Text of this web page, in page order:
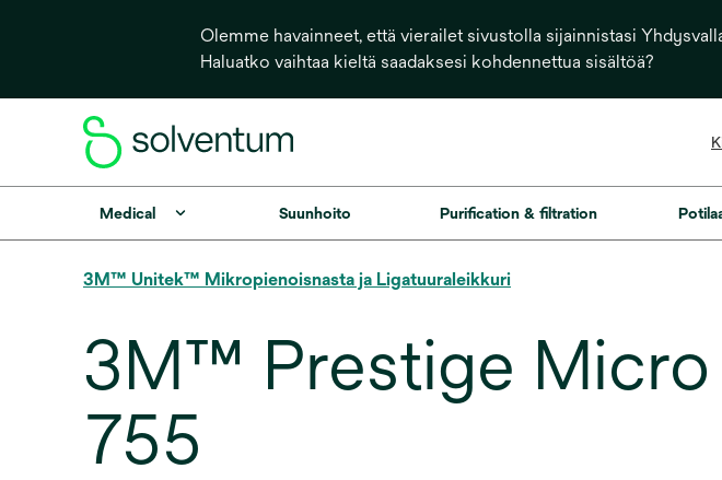
Olemme havainneet, että vierailet sivustolla sijainnistasi
Haluatko vaihtaa kieltä saadaksesi kohdennettua sisältöä?
Medical Suunhoito Purification & filtration
3M™ Unitek™ Mikropienoisnasta ja Ligatuuraleikkuri
3M™ Prestige
755